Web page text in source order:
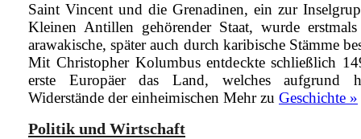
Saint Vincent und die Grenadinen, ein zur
Kleinen Antillen gehörender Staat, wurde
arawakische, später auch durch karibische Stämme
Mit Christopher Kolumbus entdeckte schließlich
erste Europäer das Land, welches aufgrund
Widerstände der einheimischen Mehr zu Geschichte »
Politik und Wirtschaft